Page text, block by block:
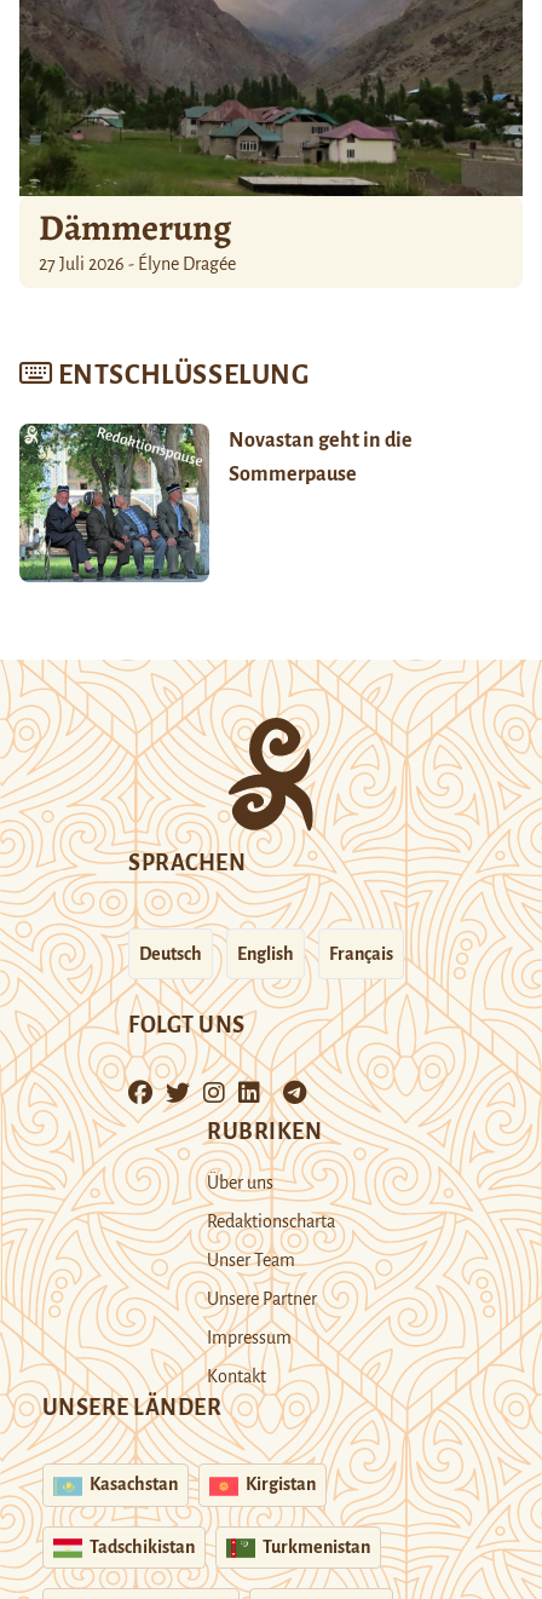
Dämmerung
27 Juli 2026 - Élyne Dragée
ENTSCHLÜSSELUNG
Novastan geht in die
Sommerpause
SPRACHEN
Deutsch English Français
FOLGT UNS
RUBRIKEN
Über uns
Redaktionscharta
Unser Team
Unsere Partner
Impressum
Kontakt
UNSERE LÄNDER
Kasachstan Kirgistan
Tadschikistan Turkmenistan